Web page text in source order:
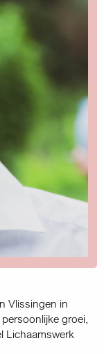
Vlissingen in
groei,
Lichaamswerk